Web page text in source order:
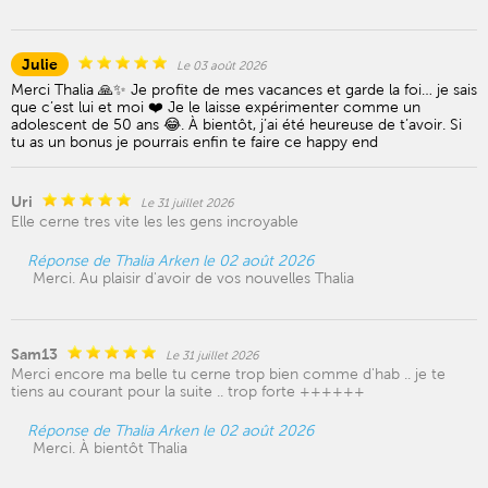
Julie Le 03 août 2026
Merci Thalia 🙏✨ Je profite de mes vacances et garde la foi… je sais
que c’est lui et moi ❤️ Je le laisse expérimenter comme un
adolescent de 50 ans 😂. À bientôt, j’ai été heureuse de t’avoir. Si
tu as un bonus je pourrais enfin te faire ce happy end
Uri Le 31 juillet 2026
Elle cerne tres vite les les gens incroyable
Réponse de Thalia Arken le 02 août 2026
Merci. Au plaisir d'avoir de vos nouvelles Thalia
Sam13 Le 31 juillet 2026
Merci encore ma belle tu cerne trop bien comme d'hab .. je te
tiens au courant pour la suite .. trop forte ++++++
Réponse de Thalia Arken le 02 août 2026
Merci. À bientôt Thalia